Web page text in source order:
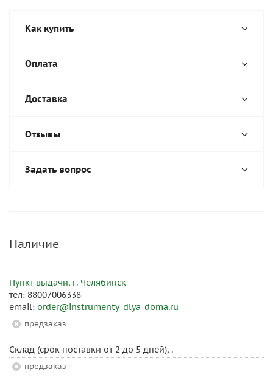
Как купить
Оплата
Доставка
Отзывы
Задать вопрос
Наличие
Пункт выдачи, г. Челябинск
тел: 88007006338
email: order@instrumenty-dlya-doma.ru
Предзаказ
Склад (срок поставки от 2 до 5 дней), .
Предзаказ